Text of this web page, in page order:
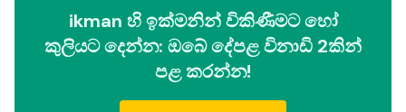
ikman හි ඉක්මනින් විකිණීමට හෝ
කුලියට දෙන්න: ඔබේ දේපළ විනාඩි 2කින්
පළ කරන්න!